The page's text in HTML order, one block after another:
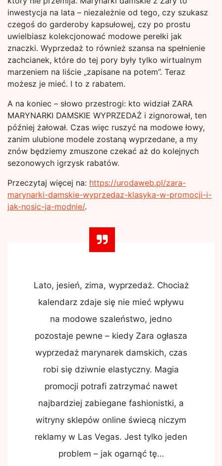
inwestycja na lata – niezależnie od tego, czy szukasz
czegoś do garderoby kapsułowej, czy po prostu
uwielbiasz kolekcjonować modowe perełki jak
znaczki. Wyprzedaż to również szansa na spełnienie
zachcianek, które do tej pory były tylko wirtualnym
marzeniem na liście „zapisane na potem”. Teraz
możesz je mieć. I to z rabatem.
A na koniec – słowo przestrogi: kto widział ZARA
MARYNARKI DAMSKIE WYPRZEDAŻ i zignorował, ten
później żałował. Czas więc ruszyć na modowe łowy,
zanim ulubione modele zostaną wyprzedane, a my
znów będziemy zmuszone czekać aż do kolejnych
sezonowych igrzysk rabatów.
Przeczytaj więcej na: https://urodaweb.pl/zara-
marynarki-damskie-wyprzedaz-klasyka-w-promocji-i-
jak-nosic-ja-modnie/.
Lato, jesień, zima, wyprzedaż. Chociaż
kalendarz zdaje się nie mieć wpływu
na modowe szaleństwo, jedno
pozostaje pewne – kiedy Zara ogłasza
wyprzedaż marynarek damskich, czas
robi się dziwnie elastyczny. Magia
promocji potrafi zatrzymać nawet
najbardziej zabiegane fashionistki, a
witryny sklepów online świecą niczym
reklamy w Las Vegas. Jest tylko jeden
problem – jak ogarnąć tę…